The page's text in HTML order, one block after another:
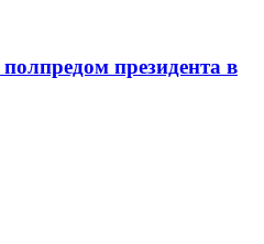
президента в